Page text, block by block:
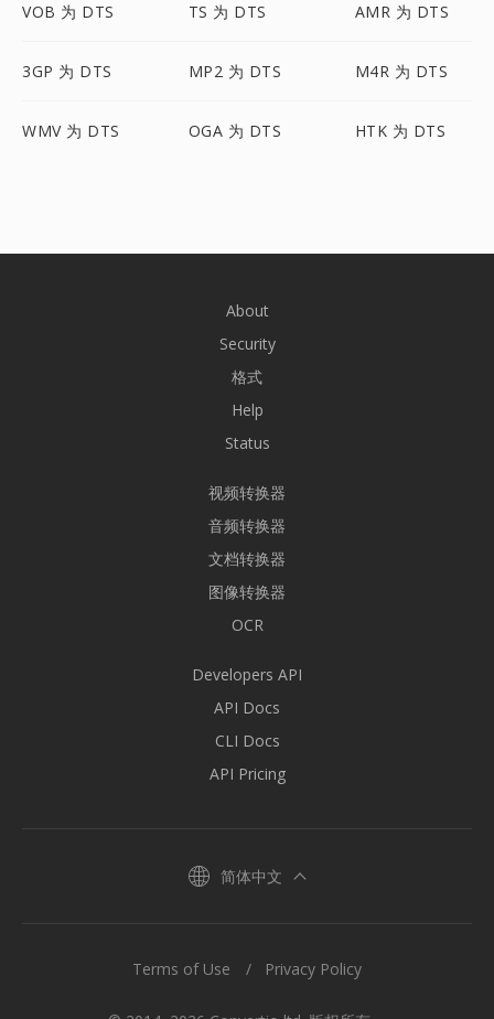
VOB 为 DTS TS 为 DTS AMR 为 DTS
3GP 为 DTS MP2 为 DTS M4R 为 DTS
WMV 为 DTS OGA 为 DTS HTK 为 DTS
About
Security
格式
Help
Status
视频转换器
音频转换器
文档转换器
图像转换器
OCR
Developers API
API Docs
CLI Docs
API Pricing
简体中文
Terms of Use Privacy Policy